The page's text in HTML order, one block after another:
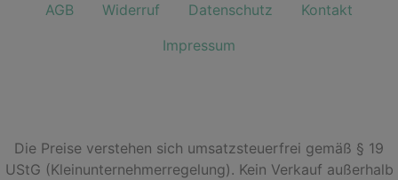
AGB Widerruf Datenschutz
Kontakt
Impressum
Die Preise verstehen sich umsatzsteuerfrei gemäß § 19
UStG (Kleinunternehmerregelung). Kein Verkauf außerhalb